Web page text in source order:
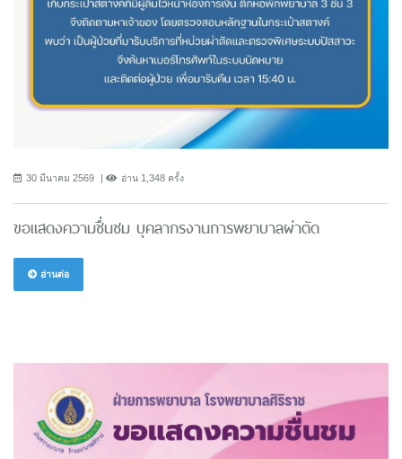
30 มีนาคม 2569 อ่าน 1,348 ครั้ง
ขอแสดงความชื่นชม บุคลากรงานการพยาบาลผ่าตัด
อ่านต่อ